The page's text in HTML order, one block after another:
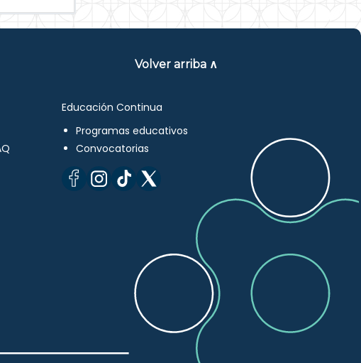
Volver arriba ∧
Educación Continua
Programas educativos
Convocatorias